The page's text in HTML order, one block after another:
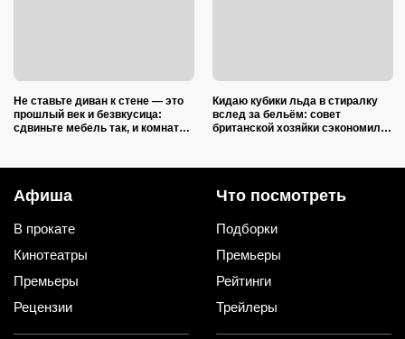
Не ставьте диван к стене — это
прошлый век и безвкусица:
сдвиньте мебель так, и комната
Кидаю кубики льда в стиралку
вслед за бельём: совет
британской хозяйки сэкономил
Афиша
В прокате
Кинотеатры
Премьеры
Рецензии
Что посмотреть
Подборки
Премьеры
Рейтинги
Трейлеры